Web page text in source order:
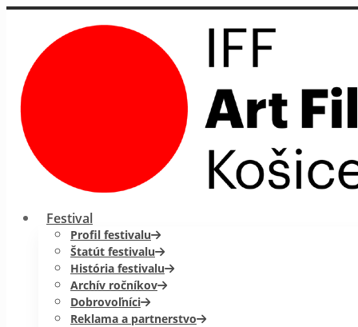
Festival
Profil festivalu
Štatút festivalu
História festivalu
Archív ročníkov
Dobrovoľníci
Reklama a partnerstvo